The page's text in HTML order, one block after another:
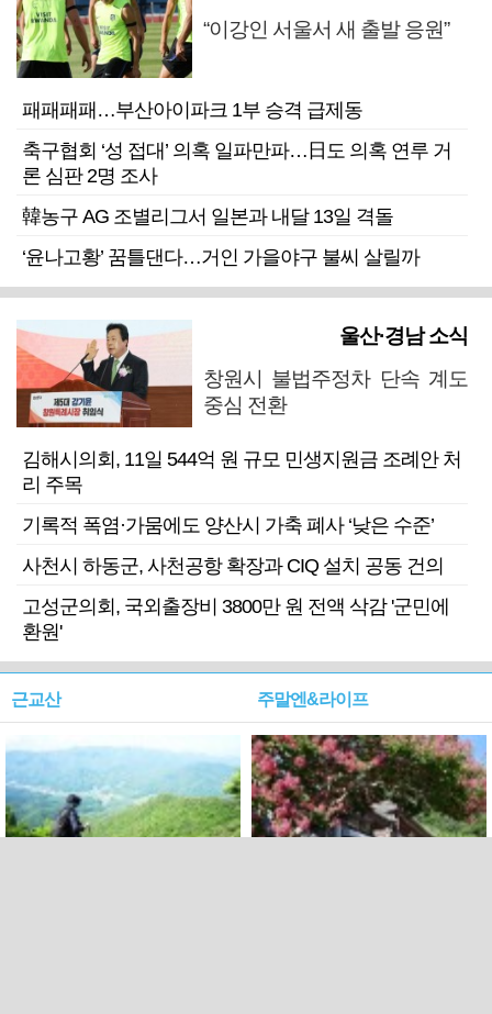
“이강인 서울서 새 출발 응원”
패패패패…부산아이파크 1부 승격 급제동
축구협회 ‘성 접대’ 의혹 일파만파…日도 의혹 연루 거
론 심판 2명 조사
韓농구 AG 조별리그서 일본과 내달 13일 격돌
‘윤나고황’ 꿈틀댄다…거인 가을야구 불씨 살릴까
울산·경남 소식
창원시 불법주정차 단속 계도
중심 전환
김해시의회, 11일 544억 원 규모 민생지원금 조례안 처
리 주목
기록적 폭염·가뭄에도 양산시 가축 폐사 ‘낮은 수준’
사천시 하동군, 사천공항 확장과 CIQ 설치 공동 건의
고성군의회, 국외출장비 3800만 원 전액 삭감 '군민에
환원'
근교산 주말엔&라이프